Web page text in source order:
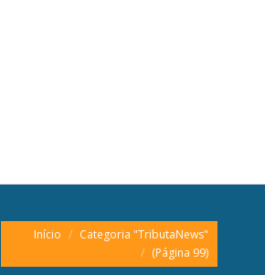
Você está aqui:
Início
Categoria "TributaNews"
(Página 99)